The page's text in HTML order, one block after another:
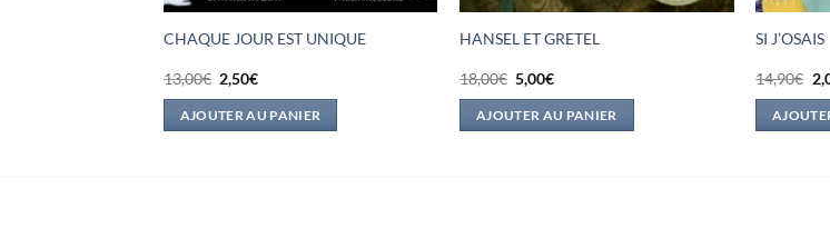
CHAQUE JOUR EST UNIQUE
13,00€ Le
prix
initial
était :
2,50€Le
actuel
est :
AJOUTER AU PANIER
HANSEL ET GRETEL
18,00€ Le
prix
initial
était :
5,00€Le
actuel
est :
AJOUTER AU PANIER
SI J’OSAIS
14,90€ Le
prix